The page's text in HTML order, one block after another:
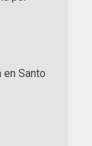
en Santo